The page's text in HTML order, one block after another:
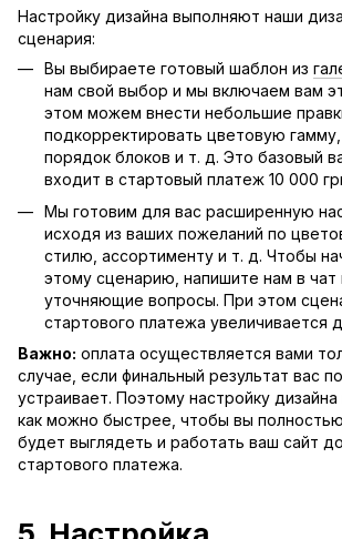
Настройку дизайна выполняют наши
сценария:
Вы выбираете готовый шаблон из
нам свой выбор и мы включаем вам
этом можем внести небольшие
подкорректировать цветовую
порядок блоков и т. д. Это базовый
входит в стартовый платеж 10 000
Мы готовим для вас расширенную
исходя из ваших пожеланий по
стилю, ассортименту и т. д. Чтобы
этому сценарию, напишите нам в
уточняющие вопросы. При этом
стартового платежа увеличивается
Важно: оплата осуществляется вами
случае, если финальный результат вас
устраивает. Поэтому настройку
как можно быстрее, чтобы вы
будет выглядеть и работать ваш сайт
стартового платежа.